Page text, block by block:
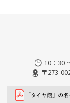
10：30
〒273-